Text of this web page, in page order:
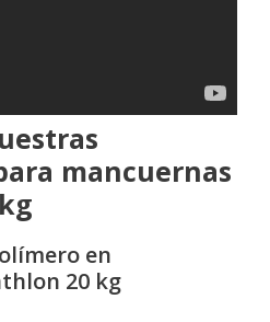
mancuernas
en
20 kg